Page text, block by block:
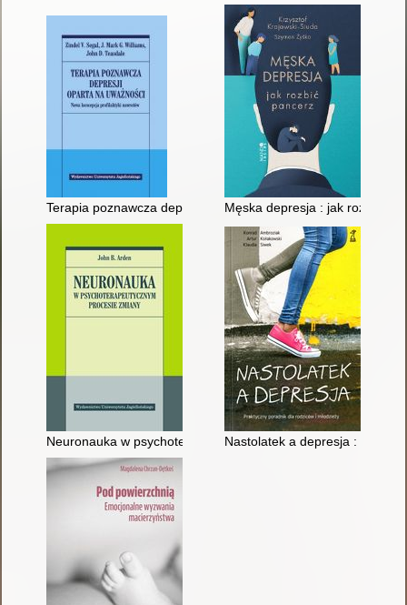
Terapia poznawcza depresji oparta na uważności : nowa
Męska depresja : jak rozbić
Neuronauka w psychoterapeutycznym procesie zmiany
Nastolatek a depresja :